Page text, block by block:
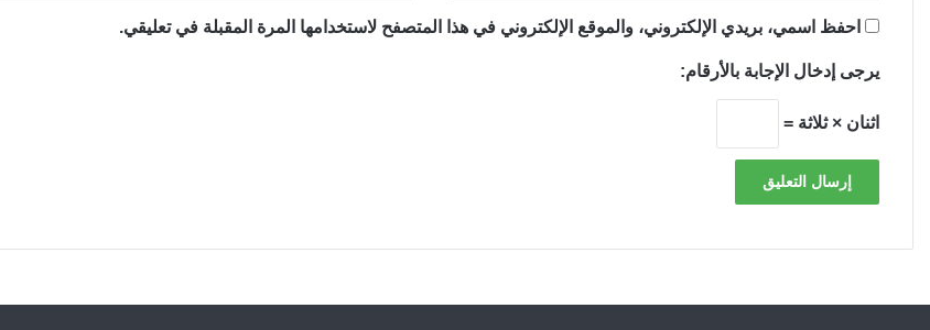
احفظ اسمي، بريدي الإلكتروني، والموقع الإلكتروني في هذا المتصفح لاستخدامها المرة المقبلة في تعليقي.
يرجى إدخال الإجابة بالأرقام:
اثنان × ثلاثة =